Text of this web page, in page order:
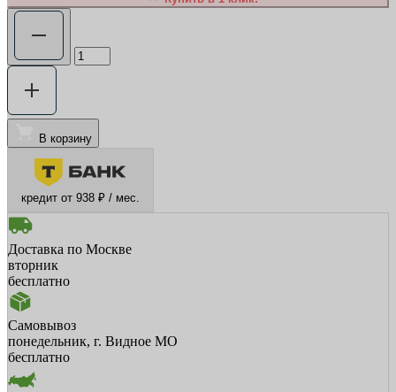
В корзину
кредит от 938 ₽ / мес.
Доставка по Москве
вторник
бесплатно
Самовывоз
понедельник, г. Видное МО
бесплатно